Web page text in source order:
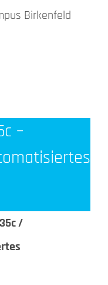
Birkenfeld
–
/